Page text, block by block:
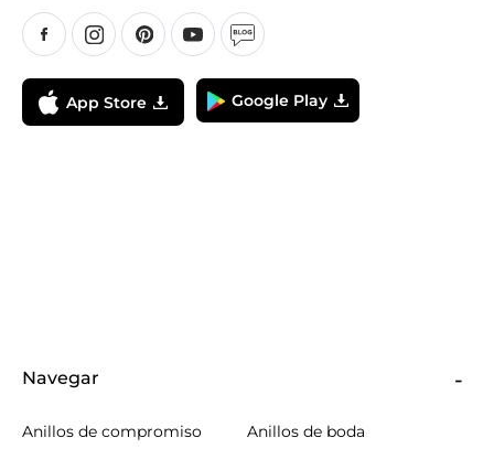
App Store Google Play
Navegar
Anillos de compromiso Anillos de boda